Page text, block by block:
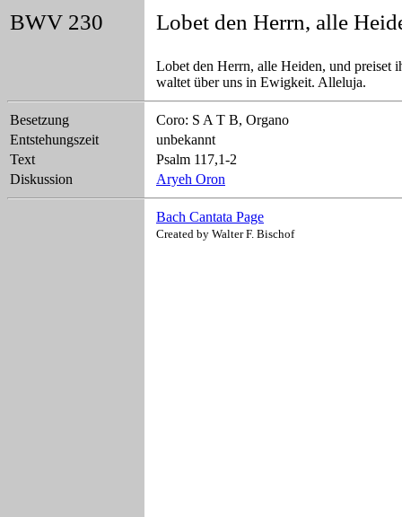
BWV 230 Lobet den Herrn, alle
Lobet den Herrn, alle Heiden, und preiset
waltet über uns in Ewigkeit. Alleluja.
Besetzung
Coro: S A T B, Organo
Entstehungszeit
unbekannt
Text
Psalm 117,1-2
Diskussion
Aryeh Oron
Bach Cantata Page
Created by Walter F. Bischof